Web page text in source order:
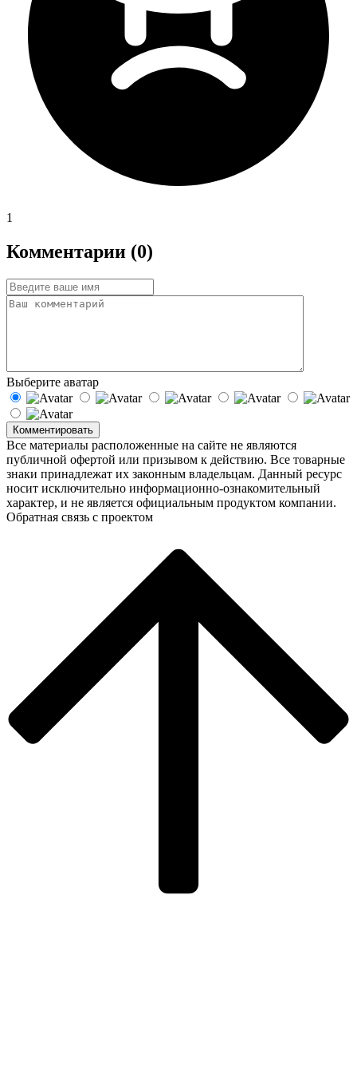
1
Комментарии (0)
Выберите аватар
Комментировать
Все материалы расположенные на сайте не являются
публичной офертой или призывом к действию. Все товарные
знаки принадлежат их законным владельцам. Данный ресурс
носит исключительно информационно-ознакомительный
характер, и не является официальным продуктом компании.
Обратная связь с проектом